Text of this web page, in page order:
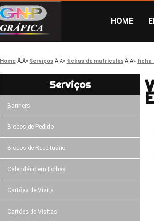
HOME
Home Serviços fichas de matrículas ficha
Serviços
Banners
Blocos de Pedido
Blocos de Receituário
Calendário em Folhas
Cartões de Visita
Cartões de Visitas